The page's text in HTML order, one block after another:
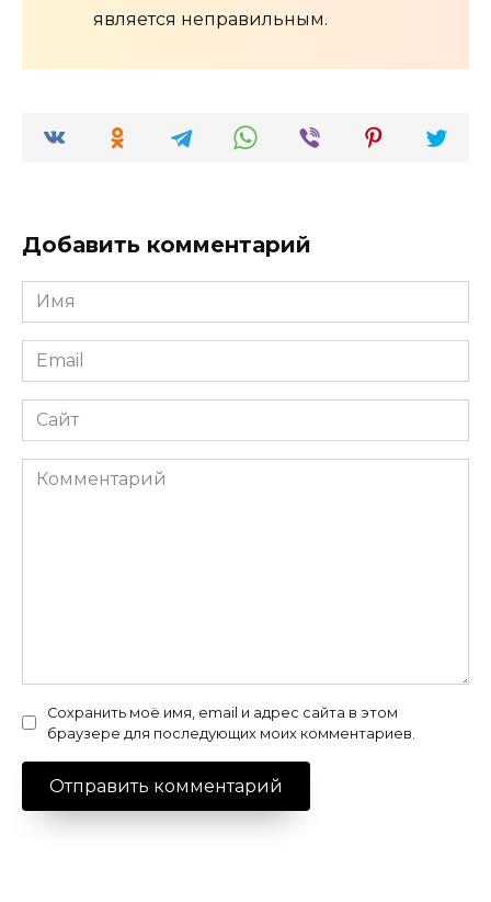
является неправильным.
Добавить комментарий
Имя
*
Email
*
Сайт
Комментарий
Сохранить моё имя, email и адрес сайта в этом
браузере для последующих моих комментариев.